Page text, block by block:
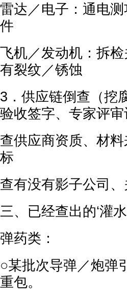
雷达／电子：通电
件
飞机／发动机：拆
有裂纹／锈蚀
3．供应链倒查（挖
验收签字、专家评审
查供应商资质、材
标
查有没有影子公司
三、已经查出的‘灌
弹药类：
○某批次导弹／炮弹
重包。